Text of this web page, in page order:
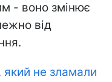
- воно змінює
від
не зламали